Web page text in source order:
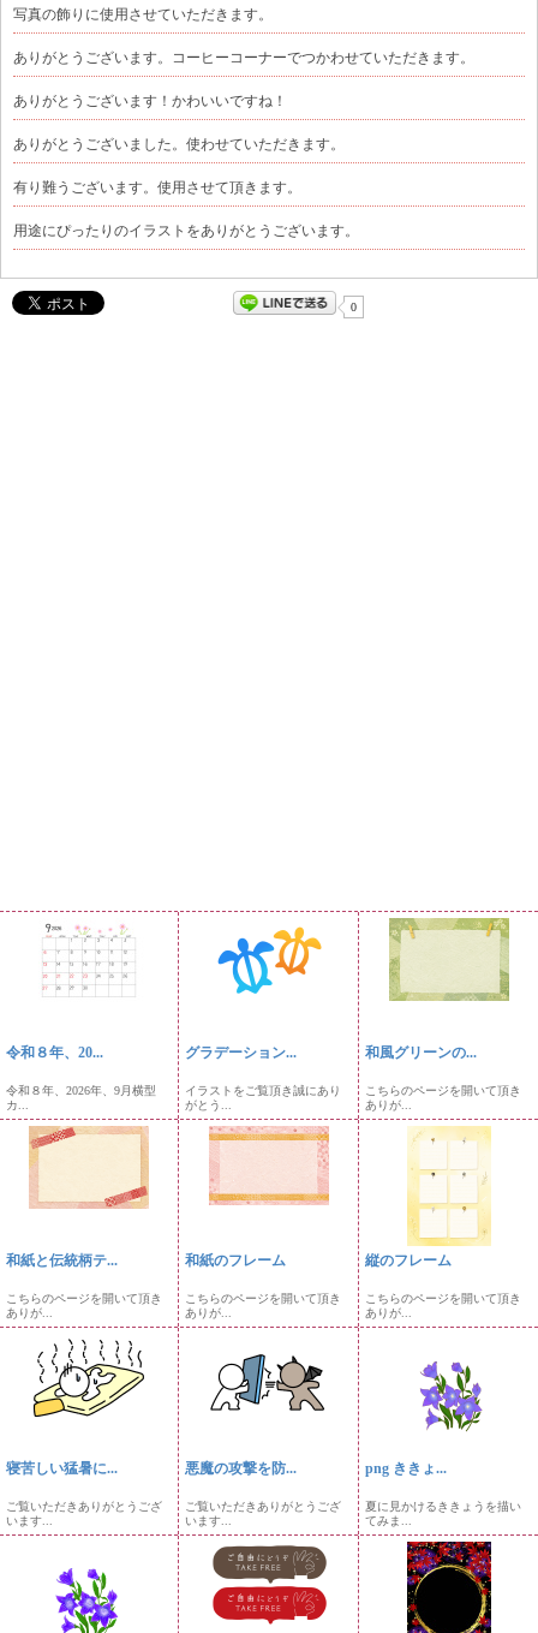
写真の飾りに使用させていただきます。
ありがとうございます。コーヒーコーナーでつかわせていただきます。
ありがとうございます！かわいいですね！
ありがとうございました。使わせていただきます。
有り難うございます。使用させて頂きます。
用途にぴったりのイラストをありがとうございます。
0
令和８年、20...
令和８年、2026年、9月横型
カ...
グラデーション...
イラストをご覧頂き誠にあり
がとう...
和風グリーンの...
こちらのページを開いて頂き
ありが...
和紙と伝統柄テ...
こちらのページを開いて頂き
ありが...
和紙のフレーム
こちらのページを開いて頂き
ありが...
縦のフレーム
こちらのページを開いて頂き
ありが...
寝苦しい猛暑に...
ご覧いただきありがとうござ
います...
悪魔の攻撃を防...
ご覧いただきありがとうござ
います...
png ききょ...
夏に見かけるききょうを描い
てみま...